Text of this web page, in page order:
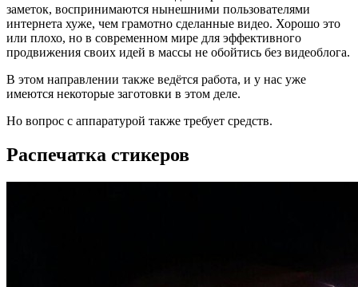
заметок, воспринимаются нынешними пользователями
интернета хуже, чем грамотно сделанные видео. Хорошо это
или плохо, но в современном мире для эффективного
продвижения своих идей в массы не обойтись без видеоблога.
В этом направлении также ведётся работа, и у нас уже
имеются некоторые заготовки в этом деле.
Но вопрос с аппаратурой также требует средств.
Распечатка стикеров